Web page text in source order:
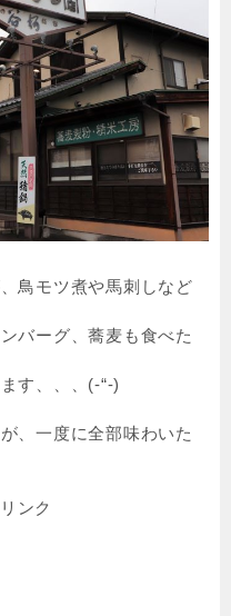
鳥モツ煮や馬刺しなど
バーグ、蕎麦も食べた
す、、、(-“-)
、一度に全部味わいた
ンク